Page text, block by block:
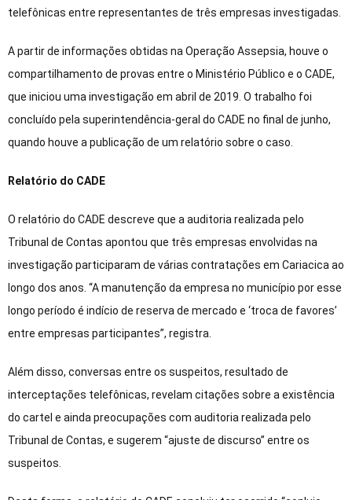
telefônicas entre representantes de três empresas investigadas.
A partir de informações obtidas na Operação Assepsia, houve o
compartilhamento de provas entre o Ministério Público e o CADE,
que iniciou uma investigação em abril de 2019. O trabalho foi
concluído pela superintendência-geral do CADE no final de junho,
quando houve a publicação de um relatório sobre o caso.
Relatório do CADE
O relatório do CADE descreve que a auditoria realizada pelo
Tribunal de Contas apontou que três empresas envolvidas na
investigação participaram de várias contratações em Cariacica ao
longo dos anos. “A manutenção da empresa no município por esse
longo período é indício de reserva de mercado e ‘troca de favores’
entre empresas participantes”, registra.
Além disso, conversas entre os suspeitos, resultado de
interceptações telefônicas, revelam citações sobre a existência
do cartel e ainda preocupações com auditoria realizada pelo
Tribunal de Contas, e sugerem “ajuste de discurso” entre os
suspeitos.